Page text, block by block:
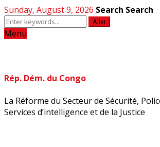
Sunday, August 9, 2026 Search Search
Aller
Menu
Rép. Dém. du Congo
La Réforme du Secteur de Sécurité,
Services d’intelligence et de la Justice